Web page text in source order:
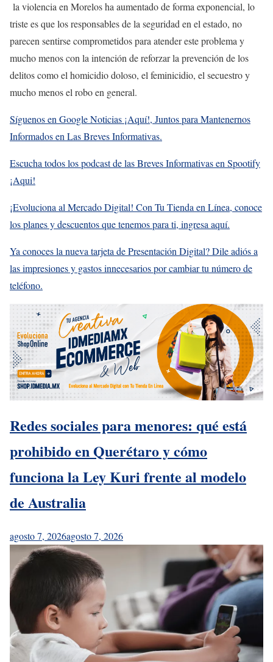
la violencia en Morelos ha aumentado de forma exponencial, lo
triste es que los responsables de la seguridad en el estado, no
parecen sentirse comprometidos para atender este problema y
mucho menos con la intención de reforzar la prevención de los
delitos como el homicidio doloso, el feminicidio, el secuestro y
mucho menos el robo en general.
Síguenos en Google Noticias ¡Aquí!, Juntos para Mantenernos
Informados en Las Breves Informativas.
Escucha todos los podcast de las Breves Informativas en Spootify
¡Aqui!
¡Evoluciona al Mercado Digital! Con Tu Tienda en Línea, conoce
los planes y descuentos que tenemos para ti, ingresa aquí.
Ya conoces la nueva tarjeta de Presentación Digital? Dile adiós a
las impresiones y gastos innecesarios por cambiar tu número de
teléfono.
Redes sociales para menores: qué está
prohibido en Querétaro y cómo
funciona la Ley Kuri frente al modelo
de Australia
agosto 7, 2026agosto 7, 2026